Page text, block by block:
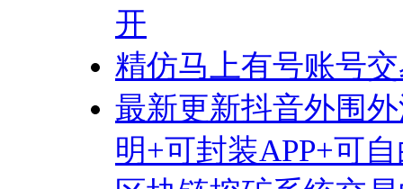
开
精仿马上有号账号
最新更新抖音外围
明+可封装APP+可